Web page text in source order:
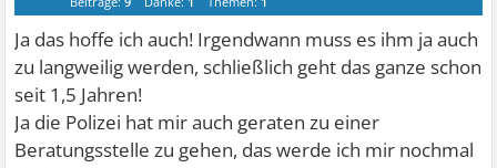
Ja das hoffe ich auch! Irgendwann muss es ihm ja auch
zu langweilig werden, schließlich geht das ganze schon
seit 1,5 Jahren!
Ja die Polizei hat mir auch geraten zu einer
Beratungsstelle zu gehen, das werde ich mir nochmal